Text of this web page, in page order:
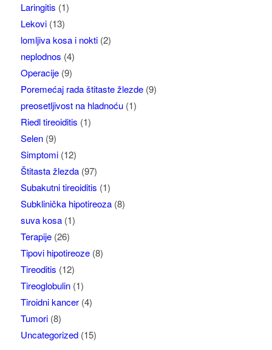
Laringitis (1)
Lekovi(13)
lomljiva kosa i nokti(2)
neplodnos (4)
Operacije(9)
Poremećaj rada štitaste žlezde(9)
preosetljivost na hladnoću(1)
Riedl tireoiditis (1)
Selen(9)
Simptomi(12)
Štitasta žlezda(97)
Subakutni tireoiditis (1)
Subklinička hipotireoza(8)
suva kosa(1)
Terapije(26)
Tipovi hipotireoze(8)
Tireoditis (12)
Tireoglobulin(1)
Tiroidni kancer(4)
Tumori(8)
Uncategorized(15)